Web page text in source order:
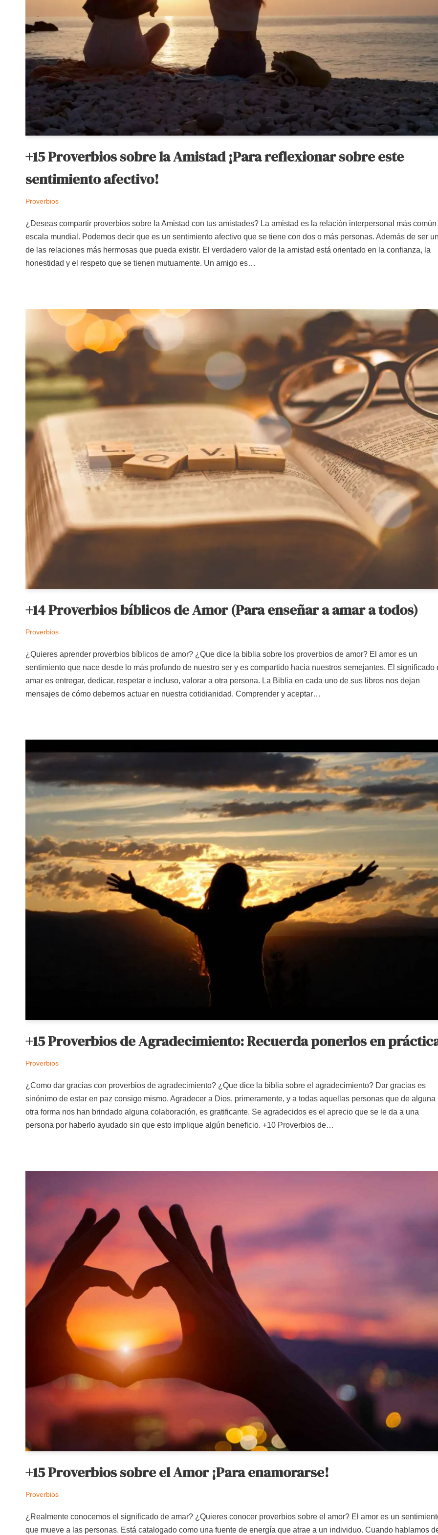
+15 Proverbios sobre la Amistad ¡Para reflexionar sobre este
sentimiento afectivo!
Proverbios
¿Deseas compartir proverbios sobre la Amistad con tus amistades? La amistad es la relación interpersonal más común
escala mundial. Podemos decir que es un sentimiento afectivo que se tiene con dos o más personas. Además de ser
de las relaciones más hermosas que pueda existir. El verdadero valor de la amistad está orientado en la confianza, la
honestidad y el respeto que se tienen mutuamente. Un amigo es…
+14 Proverbios bíblicos de Amor (Para enseñar a amar a todos)
Proverbios
¿Quieres aprender proverbios bíblicos de amor? ¿Que dice la biblia sobre los proverbios de amor? El amor es un
sentimiento que nace desde lo más profundo de nuestro ser y es compartido hacia nuestros semejantes. El significado
amar es entregar, dedicar, respetar e incluso, valorar a otra persona. La Biblia en cada uno de sus libros nos dejan
mensajes de cómo debemos actuar en nuestra cotidianidad. Comprender y aceptar…
+15 Proverbios de Agradecimiento: Recuerda ponerlos en
Proverbios
¿Como dar gracias con proverbios de agradecimiento? ¿Que dice la biblia sobre el agradecimiento? Dar gracias es
sinónimo de estar en paz consigo mismo. Agradecer a Dios, primeramente, y a todas aquellas personas que de alguna
otra forma nos han brindado alguna colaboración, es gratificante. Se agradecidos es el aprecio que se le da a una
persona por haberlo ayudado sin que esto implique algún beneficio. +10 Proverbios de…
+15 Proverbios sobre el Amor ¡Para enamorarse!
Proverbios
¿Realmente conocemos el significado de amar? ¿Quieres conocer proverbios sobre el amor? El amor es un
que mueve a las personas. Está catalogado como una fuente de energía que atrae a un individuo. Cuando hablamos